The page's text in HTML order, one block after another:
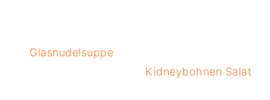
Glasnudelsuppe
Kidneybohnen Salat